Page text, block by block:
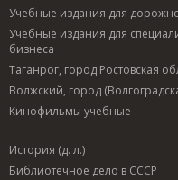
Учебные издания для
Учебные издания для
бизнеса
Таганрог, город Ростовская
Волжский, город
Кинофильмы учебные
История (д. л.)
Библиотечное дело в СССР